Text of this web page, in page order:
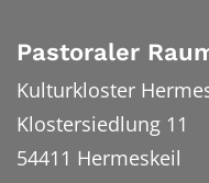
Pastoraler
Kulturkloster
Klostersiedlung 11
54411 Hermeskeil